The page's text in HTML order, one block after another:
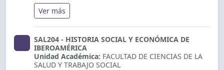
Ver más
SAL204 - HISTORIA SOCIAL Y ECONÓMICA DE
IBEROAMÉRICA
Unidad Académica: FACULTAD DE CIENCIAS DE LA
SALUD Y TRABAJO SOCIAL